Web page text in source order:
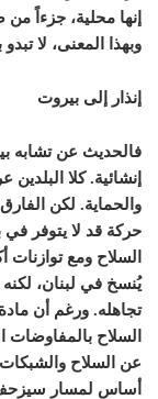
إنها محلية، جزءاً
وبهذا المعنى، لا
إنذار إلى بيروت
فالحديث عن تشابه
إنشائية. كلا
والحماية. لكن
حركة قد لا يتوفر
السلاح ومع
يُنسخ في لبنان،
تجاهله. ورغم أن
السلاح
عن السلاح
أساس لمسار